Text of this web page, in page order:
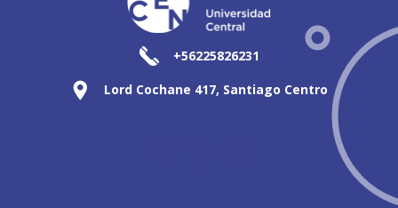
+56225826231
Lord Cochane 417, Santiago Centro